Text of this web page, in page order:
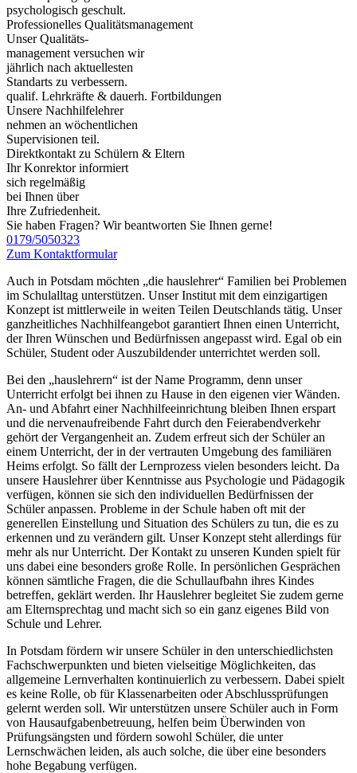
psychologisch geschult.
Professionelles Qualitätsmanagement
Unser Qualitäts-
management versuchen wir
jährlich nach aktuellesten
Standarts zu verbessern.
qualif. Lehrkräfte & dauerh. Fortbildungen
Unsere Nachhilfelehrer
nehmen an wöchentlichen
Supervisionen teil.
Direktkontakt zu Schülern & Eltern
Ihr Konrektor informiert
sich regelmäßig
bei Ihnen über
Ihre Zufriedenheit.
Sie haben Fragen? Wir beantworten Sie Ihnen gerne!
0179/5050323
Zum Kontaktformular
Auch in Potsdam möchten „die hauslehrer“ Familien bei Problemen
im Schulalltag unterstützen. Unser Institut mit dem einzigartigen
Konzept ist mittlerweile in weiten Teilen Deutschlands tätig. Unser
ganzheitliches Nachhilfeangebot garantiert Ihnen einen Unterricht,
der Ihren Wünschen und Bedürfnissen angepasst wird. Egal ob ein
Schüler, Student oder Auszubildender unterrichtet werden soll.
Bei den „hauslehrern“ ist der Name Programm, denn unser
Unterricht erfolgt bei ihnen zu Hause in den eigenen vier Wänden.
An- und Abfahrt einer Nachhilfeeinrichtung bleiben Ihnen erspart
und die nervenaufreibende Fahrt durch den Feierabendverkehr
gehört der Vergangenheit an. Zudem erfreut sich der Schüler an
einem Unterricht, der in der vertrauten Umgebung des familiären
Heims erfolgt. So fällt der Lernprozess vielen besonders leicht. Da
unsere Hauslehrer über Kenntnisse aus Psychologie und Pädagogik
verfügen, können sie sich den individuellen Bedürfnissen der
Schüler anpassen. Probleme in der Schule haben oft mit der
generellen Einstellung und Situation des Schülers zu tun, die es zu
erkennen und zu verändern gilt. Unser Konzept steht allerdings für
mehr als nur Unterricht. Der Kontakt zu unseren Kunden spielt für
uns dabei eine besonders große Rolle. In persönlichen Gesprächen
können sämtliche Fragen, die die Schullaufbahn ihres Kindes
betreffen, geklärt werden. Ihr Hauslehrer begleitet Sie zudem gerne
am Elternsprechtag und macht sich so ein ganz eigenes Bild von
Schule und Lehrer.
In Potsdam fördern wir unsere Schüler in den unterschiedlichsten
Fachschwerpunkten und bieten vielseitige Möglichkeiten, das
allgemeine Lernverhalten kontinuierlich zu verbessern. Dabei spielt
es keine Rolle, ob für Klassenarbeiten oder Abschlussprüfungen
gelernt werden soll. Wir unterstützen unsere Schüler auch in Form
von Hausaufgabenbetreuung, helfen beim Überwinden von
Prüfungsängsten und fördern sowohl Schüler, die unter
Lernschwächen leiden, als auch solche, die über eine besonders
hohe Begabung verfügen.